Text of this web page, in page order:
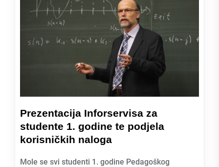
Prezentacija Inforservisa za
studente 1. godine te podjela
korisničkih naloga
Mole se svi studenti 1. godine Pedagoškog